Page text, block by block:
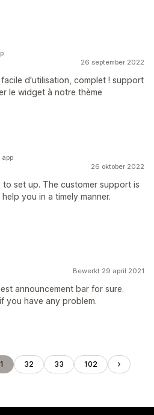
26 september 2022
d'utilisation, complet ! support
le widget à notre thème
26 oktober 2022
set up. The customer support is
you in a timely manner.
Bewerkt 29 april 2021
announcement bar for sure.
you have any problem.
32 33 102